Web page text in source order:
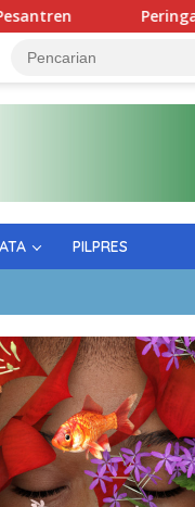
Peringatan
PILPRES